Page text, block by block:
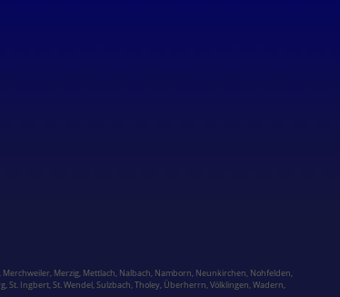
Merchweiler, Merzig, Mettlach, Nalbach, Namborn, Neunkirchen, Nohfelden,
,St. Ingbert,St. Wendel,Sulzbach,Tholey, Überherrn,Völklingen,Wadern,